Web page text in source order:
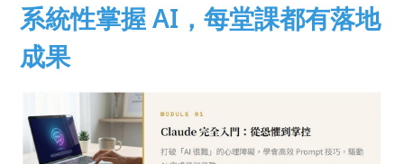
系統性掌握 AI，每堂課都有落地
成果